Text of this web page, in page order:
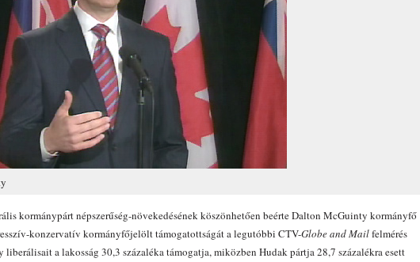
kormánypárt népszerűség-növekedésének köszönhetően beérte Dalton McGuinty kormányfő
konzervatív kormányfőjelölt támogatottságát a legutóbbi CTV-Globe and Mailfelmérés
a lakosság 30,3 százaléka támogatja, miközben Hudak pártja 28,7 százalékra esett